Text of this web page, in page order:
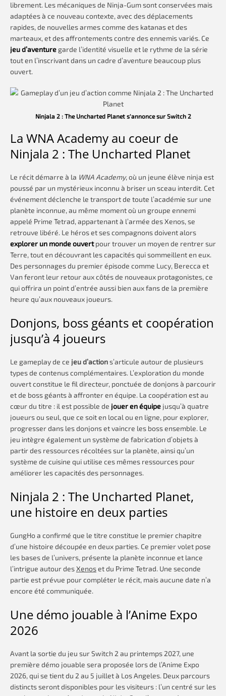
librement. Les mécaniques de Ninja-Gum sont conservées mais
adaptées à ce nouveau contexte, avec des déplacements
rapides, de nouvelles armes comme des katanas et des
marteaux, et des affrontements contre des ennemis variés. Ce
jeu d’aventure garde l’identité visuelle et le rythme de la série
tout en l’inscrivant dans un cadre d’aventure beaucoup plus
ouvert.
Ninjala 2 : The Uncharted Planet s’annonce sur Switch 2
La WNA Academy au coeur de
Ninjala 2 : The Uncharted Planet
Le récit démarre à la WNA Academy, où un jeune élève ninja est
poussé par un mystérieux inconnu à briser un sceau interdit. Cet
événement déclenche le transport de toute l’académie sur une
planète inconnue, au même moment où un groupe ennemi
appelé Prime Tetrad, appartenant à l’armée des Xenos, se
retrouve libéré. Le héros et ses compagnons doivent alors
explorer un monde ouvertpour trouver un moyen de rentrer sur
Terre, tout en découvrant les capacités qui sommeillent en eux.
Des personnages du premier épisode comme Lucy, Berecca et
Van feront leur retour aux côtés de nouveaux protagonistes, ce
qui offrira un point d’entrée aussi bien aux fans de la première
heure qu’aux nouveaux joueurs.
Donjons, boss géants et coopération
jusqu’à 4 joueurs
Le gameplay de ce jeu d’actions’articule autour de plusieurs
types de contenus complémentaires. L’exploration du monde
ouvert constitue le fil directeur, ponctuée de donjons à parcourir
et de boss géants à affronter en équipe. La coopération est au
cœur du titre : il est possible de jouer en équipe jusqu’à quatre
joueurs ou seul, que ce soit en local ou en ligne, pour explorer,
progresser dans les donjons et vaincre les boss ensemble. Le
jeu intègre également un système de fabrication d’objets à
partir des ressources récoltées sur la planète, ainsi qu’un
système de cuisine qui utilise ces mêmes ressources pour
améliorer les capacités des personnages.
Ninjala 2 : The Uncharted Planet,
une histoire en deux parties
GungHo a confirmé que le titre constitue le premier chapitre
d’une histoire découpée en deux parties. Ce premier volet pose
les bases de l’univers, présente la planète inconnue et lance
l’intrigue autour desXenoset du Prime Tetrad. Une seconde
partie est prévue pour compléter le récit, mais aucune date n’a
encore été communiquée.
Une démo jouable à l’Anime Expo
2026
Avant la sortie du jeu sur Switch 2 au printemps 2027, une
première démo jouable sera proposée lors de l’Anime Expo
2026, qui se tient du 2 au 5 juillet à Los Angeles. Deux parcours
distincts seront disponibles pour les visiteurs : l’un centré sur les